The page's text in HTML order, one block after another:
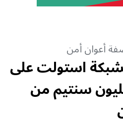
أعوان أمن
استولت على
و350 مليون سنتيم من